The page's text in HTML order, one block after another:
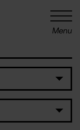
Menu